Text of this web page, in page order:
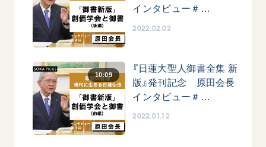
インタビュー＃…
2022.02.02
10:09
『日蓮大聖人御書全集 新
版』発刊記念 原田会長
インタビュー＃…
2022.01.12